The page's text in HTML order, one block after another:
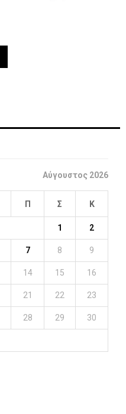
Αύγουστος 2026
Π Σ Κ
1 2
7 8 9
14 15 16
21 22 23
28 29 30